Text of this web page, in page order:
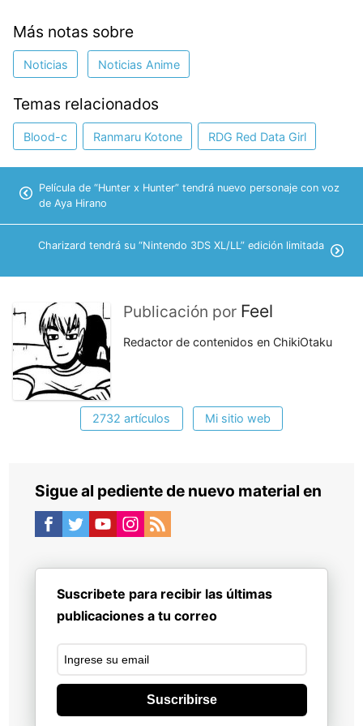
Más notas sobre
Noticias Noticias Anime
Temas relacionados
Blood-c Ranmaru Kotone RDG Red Data Girl
Película de “Hunter x Hunter” tendrá nuevo personaje con voz
de Aya Hirano
Charizard tendrá su “Nintendo 3DS XL/LL” edición limitada
Publicación por Feel
Redactor de contenidos en ChikiOtaku
2732 artículos Mi sitio web
Sigue al pediente de nuevo material en
Suscribete para recibir las últimas
publicaciones a tu correo
Suscribirse